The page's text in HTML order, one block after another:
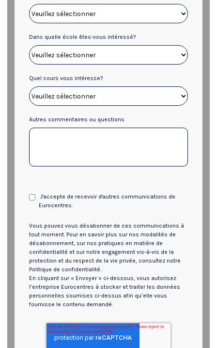
Dans quelle école êtes-vous intéressé?
Quel cours vous intéresse?
Autres commentaires ou questions
J'accepte de recevoir d'autres communications de
Eurocentres.
Vous pouvez vous désabonner de ces communications à
tout moment. Pour en savoir plus sur nos modalités de
désabonnement, sur nos pratiques en matière de
confidentialité et sur notre engagement vis-à-vis de la
protection et du respect de la vie privée, consultez notre
Politique de confidentialité.
En cliquant sur « Envoyer » ci-dessous, vous autorisez
l’entreprise Eurocentres à stocker et traiter les données
personnelles soumises ci-dessus afin qu’elle vous
fournisse le contenu demandé.